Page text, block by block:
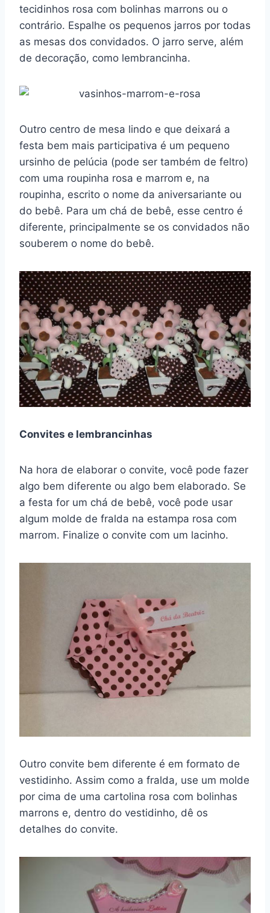
tecidinhos rosa com bolinhas marrons ou o
contrário. Espalhe os pequenos jarros por todas
as mesas dos convidados. O jarro serve, além
de decoração, como lembrancinha.
Outro centro de mesa lindo e que deixará a
festa bem mais participativa é um pequeno
ursinho de pelúcia (pode ser também de feltro)
com uma roupinha rosa e marrom e, na
roupinha, escrito o nome da aniversariante ou
do bebê. Para um chá de bebê, esse centro é
diferente, principalmente se os convidados não
souberem o nome do bebê.
Convites e lembrancinhas
Na hora de elaborar o convite, você pode fazer
algo bem diferente ou algo bem elaborado. Se
a festa for um chá de bebê, você pode usar
algum molde de fralda na estampa rosa com
marrom. Finalize o convite com um lacinho.
Outro convite bem diferente é em formato de
vestidinho. Assim como a fralda, use um molde
por cima de uma cartolina rosa com bolinhas
marrons e, dentro do vestidinho, dê os
detalhes do convite.